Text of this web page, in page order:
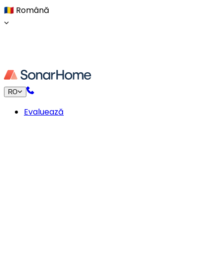
🇷🇴 Română
RO
Evaluează